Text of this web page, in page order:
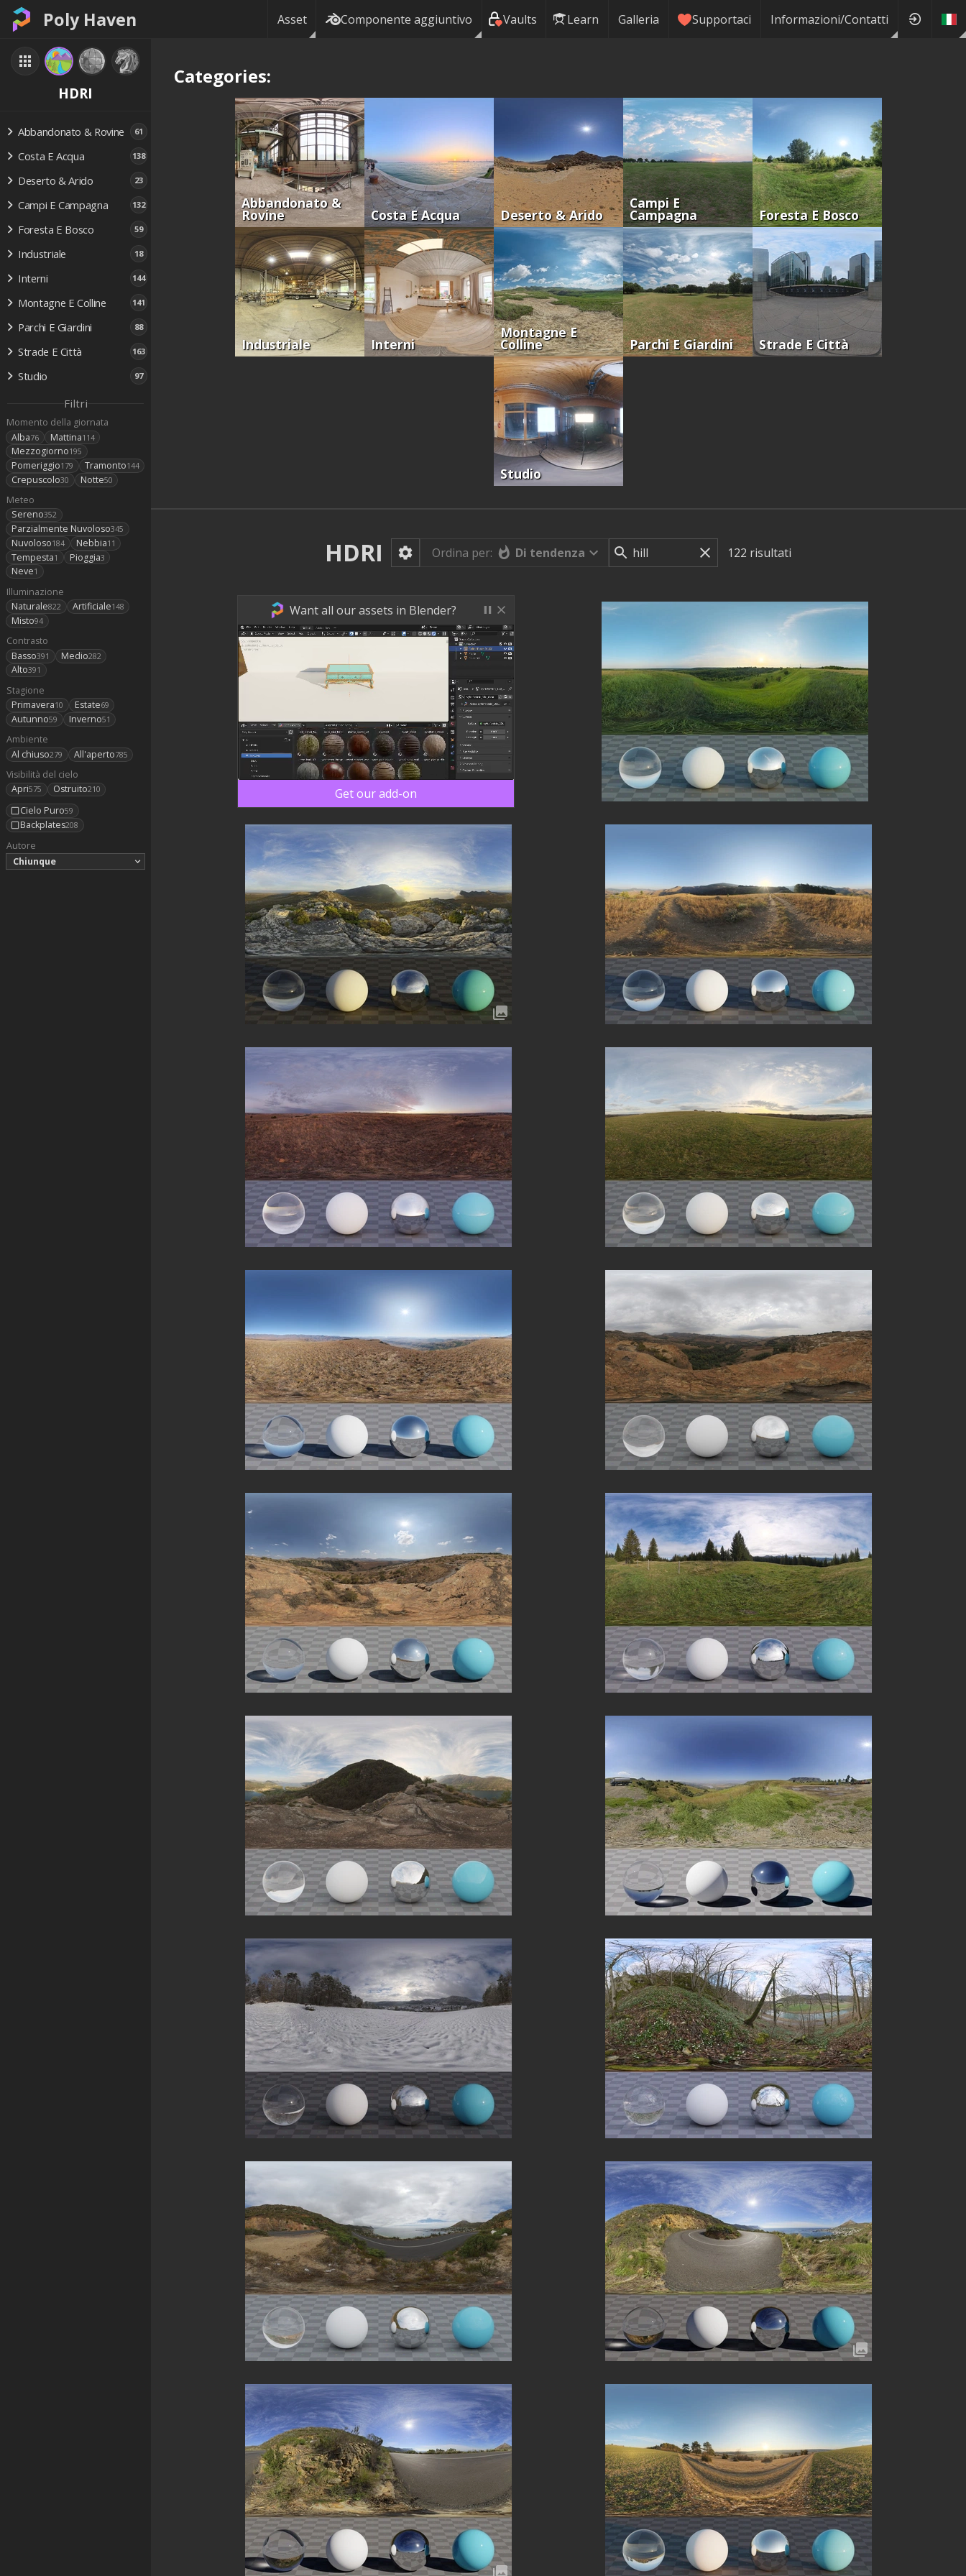
Poly Haven Asset Componente aggiuntivo Vaults Learn Galleria Supportaci Informazioni/Contatti
HDRI
Abbandonato & Rovine 61
Costa E Acqua 138
Deserto & Arido 23
Campi E Campagna 132
Foresta E Bosco 59
Industriale 18
Interni 144
Montagne E Colline 141
Parchi E Giardini 88
Strade E Città 163
Studio 97
Filtri
Momento della giornata
Alba76 Mattina114
Mezzogiorno195
Pomeriggio179 Tramonto144
Crepuscolo30 Notte50
Meteo
Sereno352
Parzialmente Nuvoloso345
Nuvoloso184 Nebbia11
Tempesta1 Pioggia3
Neve1
Illuminazione
Naturale822 Artificiale148
Misto94
Contrasto
Basso391 Medio282
Alto391
Stagione
Primavera10 Estate69
Autunno59 Inverno51
Ambiente
Al chiuso279 All'aperto785
Visibilità del cielo
Apri575 Ostruito210
Cielo Puro59
Backplates208
Autore
Chiunque
Categories:
Abbandonato &
Rovine Costa E Acqua Deserto & Arido
Campi E
Campagna Foresta E Bosco
Industriale Interni
Montagne E
Colline Parchi E Giardini Strade E Città
Studio
HDRI Ordina per: Di tendenza 122 risultati
Want all our assets in Blender?
Get our add-on